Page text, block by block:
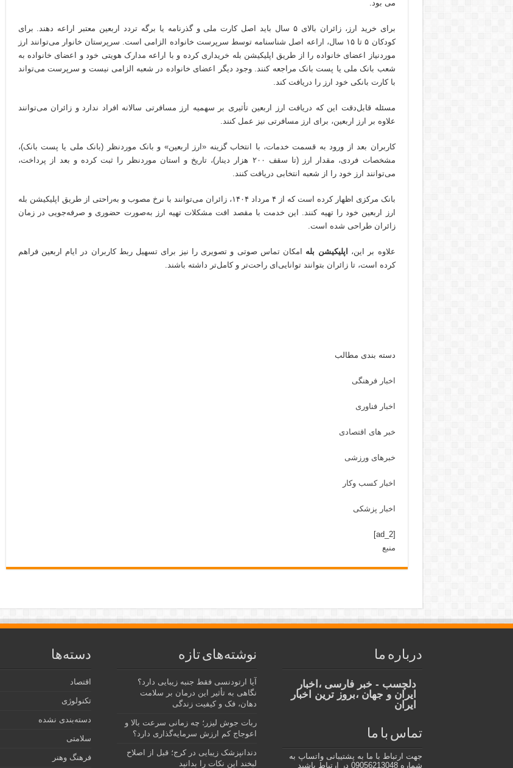
می بود.
برای خرید ارز، زائران بالای ۵ سال باید اصل کارت ملی و گذرنامه یا برگه تردد اربعین معتبر اراعه دهند. برای
کودکان ۵ تا ۱۵ سال، اراعه اصل شناسنامه توسط سرپرست خانواده الزامی است. سرپرستان خانوار می‌توانند ارز
موردنیاز اعضای خانواده را از طریق اپلیکیشن بله خریداری کرده و با اراعه مدارک هویتی خود و اعضای خانواده به
شعب بانک ملی یا پست بانک مراجعه کنند. وجود دیگر اعضای خانواده در شعبه الزامی نیست و سرپرست می‌تواند
با کارت بانکی خود ارز را دریافت کند.
مسئله قابل‌دقت این که دریافت ارز اربعین تأثیری بر سهمیه ارز مسافرتی سالانه افراد ندارد و زائران می‌توانند
علاوه بر ارز اربعین، برای ارز مسافرتی نیز عمل کنند.
کاربران بعد از ورود به قسمت خدمات، با انتخاب گزینه «ارز اربعین» و بانک موردنظر (بانک ملی یا پست بانک)،
مشخصات فردی، مقدار ارز (تا سقف ۲۰۰ هزار دینار)، تاریخ و استان موردنظر را ثبت کرده و بعد از پرداخت،
می‌توانند ارز خود را از شعبه انتخابی دریافت کنند.
بانک مرکزی اظهار کرده است که از ۴ مرداد ۱۴۰۴، زائران می‌توانند با نرخ مصوب و به‌راحتی از طریق اپلیکیشن بله
ارز اربعین خود را تهیه کنند. این خدمت با مقصد افت مشکلات تهیه ارز به‌صورت حضوری و صرفه‌جویی در زمان
زائران طراحی شده است.
علاوه بر این، اپلیکیشن بله امکان تماس صوتی و تصویری را نیز برای تسهیل ربط کاربران در ایام اربعین فراهم
کرده است، تا زائران بتوانند توانایی‌ای راحت‌تر و کامل‌تر داشته باشند.
دسته بندی مطالب
اخبار فرهنگی
اخبار فناوری
خبر های اقتصادی
خبرهای ورزشی
اخبار کسب وکار
اخبار پزشکی
[ad_2]
منبع
درباره ما
دلچسب - خبر فارسی ،اخبار
ایران و جهان ،بروز ترین اخبار
ایران
تماس با ما
جهت ارتباط با ما به پشتیبانی واتساپ به
شماره 09056213048 در ارتباط باشید
نوشته‌های تازه
آیا ارتودنسی فقط جنبه زیبایی دارد؟
نگاهی به تأثیر این درمان بر سلامت
دهان، فک و کیفیت زندگی
ربات جوش لیزر؛ چه زمانی سرعت بالا و
اعوجاج کم ارزش سرمایه‌گذاری دارد؟
دندانپزشک زیبایی در کرج؛ قبل از اصلاح
لبخند این نکات را بدانید
دسته‌ها
اقتصاد
تکنولوژی
دسته‌بندی نشده
سلامتی
فرهنگ وهنر